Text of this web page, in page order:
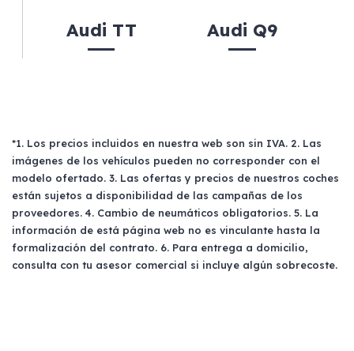
Audi TT Audi Q9
*1. Los precios incluidos en nuestra web son sin IVA. 2. Las
imágenes de los vehículos pueden no corresponder con el
modelo ofertado. 3. Las ofertas y precios de nuestros coches
están sujetos a disponibilidad de las campañas de los
proveedores. 4. Cambio de neumáticos obligatorios. 5. La
información de está página web no es vinculante hasta la
formalización del contrato. 6. Para entrega a domicilio,
consulta con tu asesor comercial si incluye algún sobrecoste.